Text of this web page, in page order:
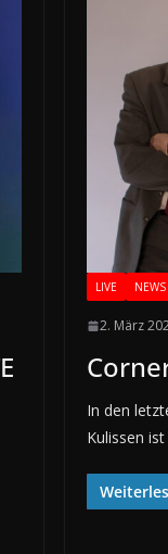
LIVE NEWS
2. März
In den
Kulissen